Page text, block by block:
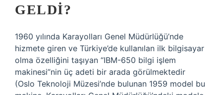
GELDI?
1960 yılında Karayolları Genel Müdürlüğü’nde
hizmete giren ve Türkiye’de kullanılan ilk bilgisayar
olma özelliğini taşıyan “IBM-650 bilgi işlem
makinesi”nin üç adeti bir arada görülmektedir
(Oslo Teknoloji Müzesi’nde bulunan 1959 model bu